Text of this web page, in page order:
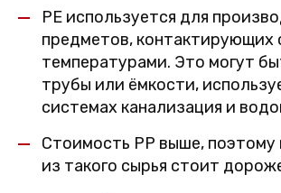
PE используется для
предметов, контактирующих
температурами. Это могут
трубы или ёмкости,
системах канализация и
Стоимость PP выше, поэтому
из такого сырья стоит